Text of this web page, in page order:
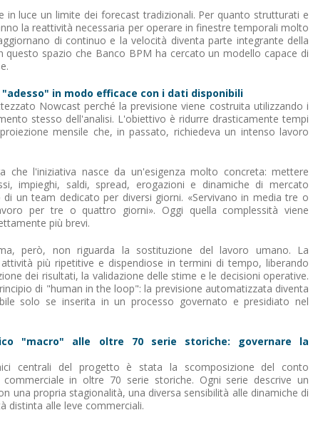
in luce un limite dei forecast tradizionali. Per quanto strutturati e
la reattività necessaria per operare in finestre temporali molto
di continuo e la velocità diventa parte integrante della
questo spazio che Banco BPM ha cercato un modello capace di
in modo efficace con i dati disponibili
Nowcast perché la previsione viene costruita utilizzando i
stesso dell'analisi. L'obiettivo è ridurre drasticamente tempi
mensile che, in passato, richiedeva un intenso lavoro
che l'iniziativa nasce da un'esigenza molto concreta: mettere
impieghi, saldi, spread, erogazioni e dinamiche di mercato
un team dedicato per diversi giorni. «Servivano in media tre o
per tre o quattro giorni». Oggi quella complessità viene
più brevi.
però, non riguarda la sostituzione del lavoro umano. La
più ripetitive e dispendiose in termini di tempo, liberando
dei risultati, la validazione delle stime e le decisioni operative.
di "human in the loop": la previsione automatizzata diventa
solo se inserita in un processo governato e presidiato nel
"macro" alle oltre 70 serie storiche: governare la
centrali del progetto è stata la scomposizione del conto
in oltre 70 serie storiche. Ogni serie descrive un
una propria stagionalità, una diversa sensibilità alle dinamiche di
distinta alle leve commerciali.